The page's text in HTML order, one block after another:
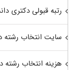
رتبه قبولی دکتری
سایت انتخاب رشته
هزینه انتخاب رشته